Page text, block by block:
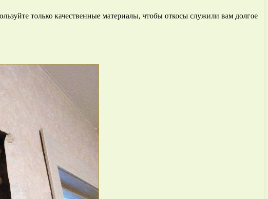
только качественные материалы, чтобы откосы служили вам долгое